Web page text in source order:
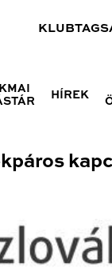
HÍREK